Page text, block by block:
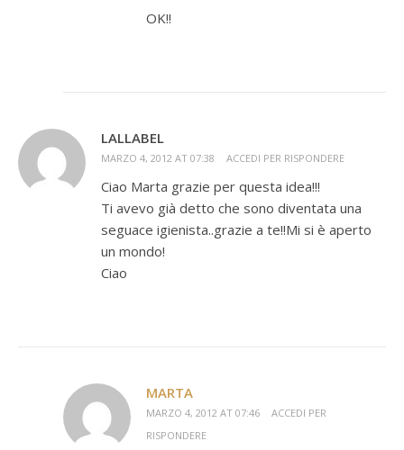
OK!!
LALLABEL
MARZO 4, 2012 AT 07:38 ACCEDI PER RISPONDERE
Ciao Marta grazie per questa idea!!!
Ti avevo già detto che sono diventata una
seguace igienista..grazie a te!!Mi si è aperto
un mondo!
Ciao
MARTA
MARZO 4, 2012 AT 07:46
ACCEDI PER
RISPONDERE